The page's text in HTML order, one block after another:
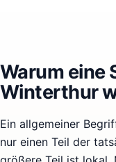
Warum eine
Winterthur
Ein allgemeiner
nur einen Teil der